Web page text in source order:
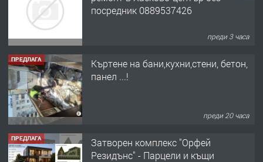
посредник 0889537426
преди 3 часа
ПРЕДЛАГА
Къртене на бани,кухни,стени, бетон,
панел ...!
преди 20 часа
ПРЕДЛАГА
Затворен комплекс "Орфей
Резидънс" - Парцели и къщи